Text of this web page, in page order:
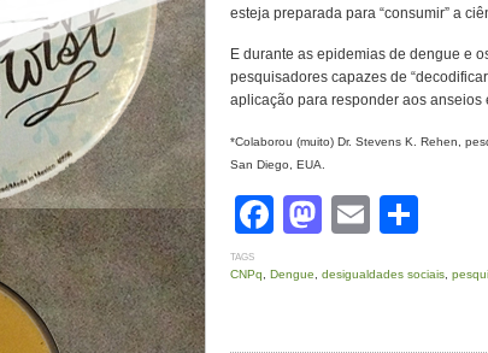
esteja preparada para “consumir” a
E durante as epidemias de dengue e
pesquisadores capazes de
aplicação para responder aos
*Colaborou (muito) Dr. Stevens K. Rehen,
San Diego, EUA.
Facebook
Mastodon
Email
TAGS
CNPq Dengue desigualdades sociais